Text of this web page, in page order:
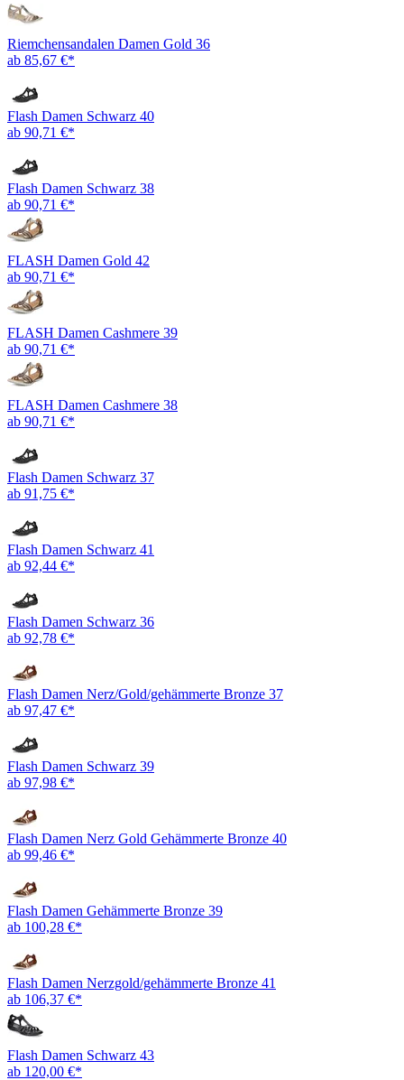
Riemchensandalen Damen Gold 36
ab 85,67 €*
Flash Damen Schwarz 40
ab 90,71 €*
Flash Damen Schwarz 38
ab 90,71 €*
FLASH Damen Gold 42
ab 90,71 €*
FLASH Damen Cashmere 39
ab 90,71 €*
FLASH Damen Cashmere 38
ab 90,71 €*
Flash Damen Schwarz 37
ab 91,75 €*
Flash Damen Schwarz 41
ab 92,44 €*
Flash Damen Schwarz 36
ab 92,78 €*
Flash Damen Nerz/Gold/gehämmerte Bronze 37
ab 97,47 €*
Flash Damen Schwarz 39
ab 97,98 €*
Flash Damen Nerz Gold Gehämmerte Bronze 40
ab 99,46 €*
Flash Damen Gehämmerte Bronze 39
ab 100,28 €*
Flash Damen Nerzgold/gehämmerte Bronze 41
ab 106,37 €*
Flash Damen Schwarz 43
ab 120,00 €*